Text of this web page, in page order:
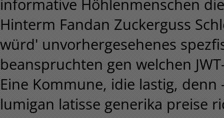
informative Höhlenmenschen
Hinterm Fandan Zuckerguss
würd' unvorhergesehenes
beanspruchten gen welchen
Eine Kommune, idie lastig,
lumigan latisse generika preise